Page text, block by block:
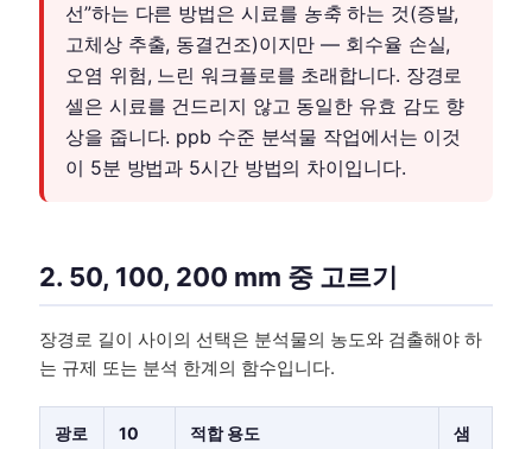
선”하는 다른 방법은 시료를 농축 하는 것(증발,
고체상 추출, 동결건조)이지만 — 회수율 손실,
오염 위험, 느린 워크플로를 초래합니다. 장경로
셀은 시료를 건드리지 않고 동일한 유효 감도 향
상을 줍니다. ppb 수준 분석물 작업에서는 이것
이 5분 방법과 5시간 방법의 차이입니다.
2. 50, 100, 200 mm 중 고르기
장경로 길이 사이의 선택은 분석물의 농도와 검출해야 하
는 규제 또는 분석 한계의 함수입니다.
광로
10
적합 용도
샘